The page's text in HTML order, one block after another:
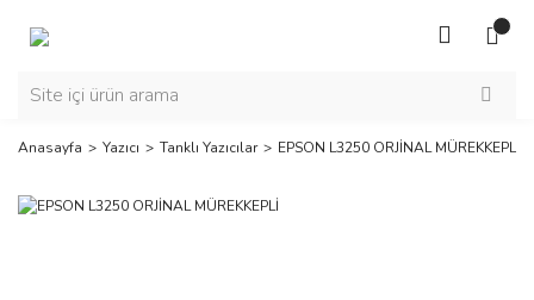
Anasayfa Yazıcı Tanklı Yazıcılar EPSON L3250 ORJİNAL MÜREKKEPLİ